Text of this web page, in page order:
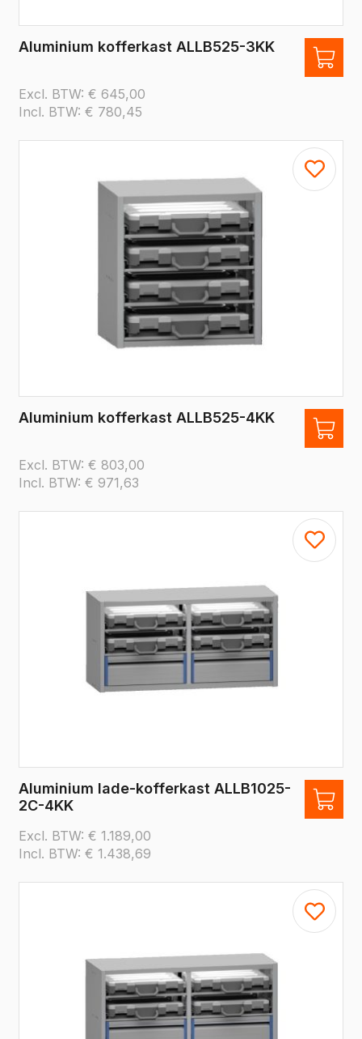
Aluminium kofferkast ALLB525-3KK
Excl. BTW: € 645,00
Incl. BTW: € 780,45
Aluminium kofferkast ALLB525-4KK
Excl. BTW: € 803,00
Incl. BTW: € 971,63
Aluminium lade-kofferkast ALLB1025-
2C-4KK
Excl. BTW: € 1.189,00
Incl. BTW: € 1.438,69